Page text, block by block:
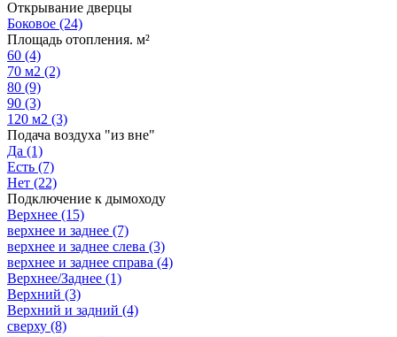
Открывание дверцы
Боковое (24)
Площадь отопления. м²
60 (4)
70 м2 (2)
80 (9)
90 (3)
120 м2 (3)
Подача воздуха "из вне"
Да (1)
Есть (7)
Нет (22)
Подключение к дымоходу
Верхнее (15)
верхнее и заднее (7)
верхнее и заднее слева (3)
верхнее и заднее справа (4)
Верхнее/Заднее (1)
Верхний (3)
Верхний и задний (4)
сверху (8)